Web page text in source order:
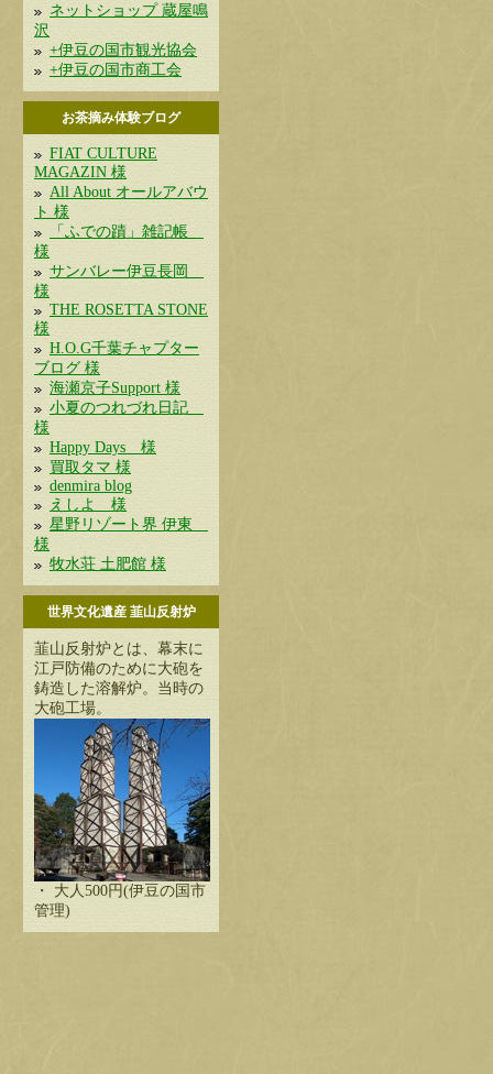
ネットショップ 蔵屋鳴
沢
+伊豆の国市観光協会
+伊豆の国市商工会
お茶摘み体験ブログ
FIAT CULTURE
MAGAZIN 様
All About オールアバウ
ト 様
「ふでの蹟」雑記帳
様
サンバレー伊豆長岡
様
THE ROSETTA STONE
様
H.O.G千葉チャプター
ブログ 様
海瀬京子Support 様
小夏のつれづれ日記
様
Happy Days 様
買取タマ 様
denmira blog
えしよ 様
星野リゾート界 伊東
様
牧水荘 土肥館 様
世界文化遺産 韮山反射炉
韮山反射炉とは、幕末に
江戸防備のために大砲を
鋳造した溶解炉。当時の
大砲工場。
・ 大人500円(伊豆の国市
管理)